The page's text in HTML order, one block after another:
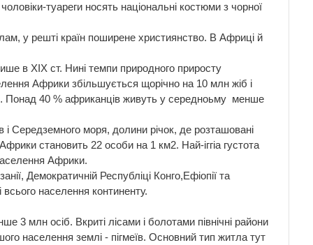
туареги носять національні костюми з чорної
у решті країн поширене християнство. В Африці й
в XIX ст. Нині темпи природного приросту
Африки збільшується щорічно на 10 млн жіб і
Понад 40 % африканців живуть у середноьму менше
Середземного моря, долини річок, де розташовані
становить 22 особи на 1 км2. Най-іггіа густота
Африки.
Демократичній Республіці Конго,Ефіопії та
населення континенту.
млн осіб. Вкриті лісами і болотами північні райони
населення землі - пігмеїв. Основний тип житла тут